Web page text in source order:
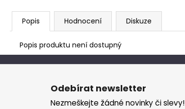
Popis Hodnocení Diskuze
Popis produktu není dostupný
Z
Odebírat newsletter
Nezmeškejte žádné novinky či slevy!